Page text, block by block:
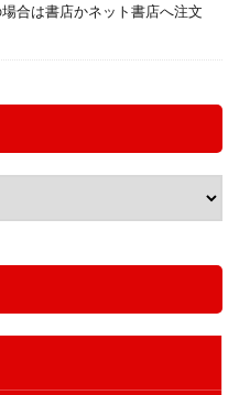
合は書店かネット書店へ注文